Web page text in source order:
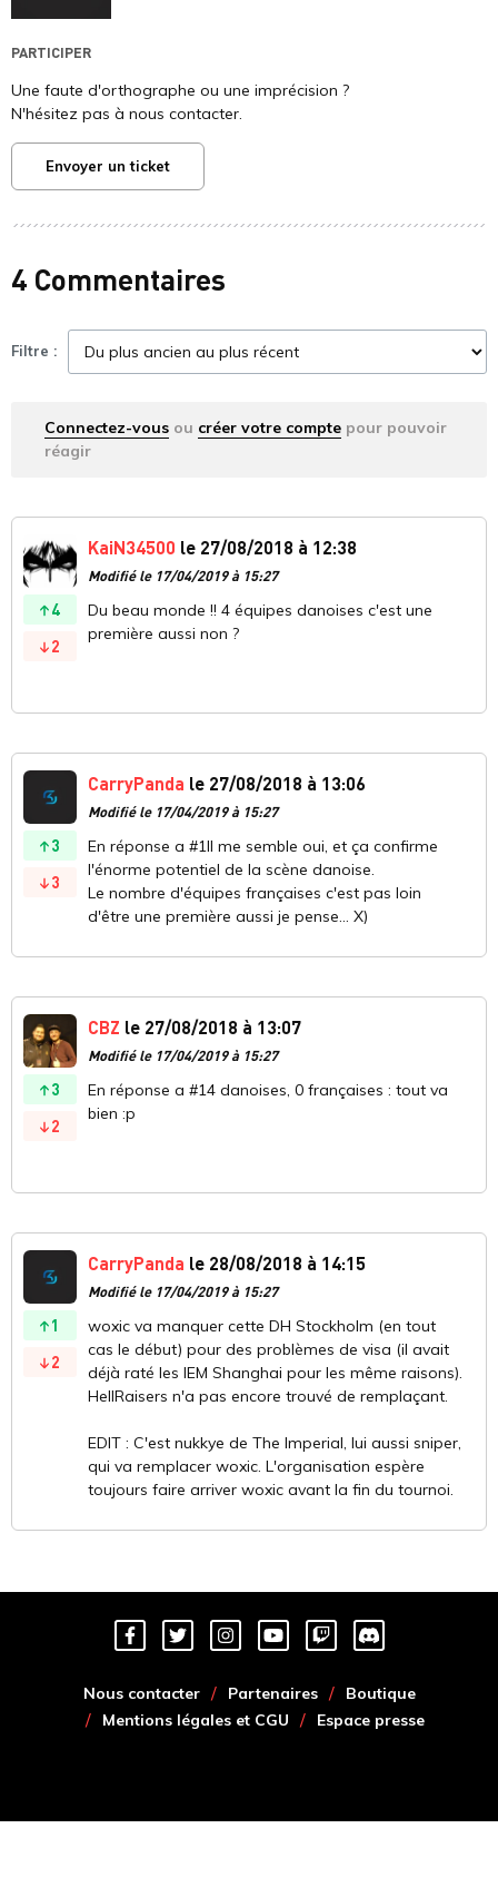
PARTICIPER
Une faute d'orthographe ou une imprécision ?
N'hésitez pas à nous contacter.
Envoyer un ticket
4 Commentaires
Filtre :
Connectez-vous ou créer votre compte pour pouvoir
réagir
4
2
KaiN34500 le 27/08/2018 à 12:38
Modifié le 17/04/2019 à 15:27
Du beau monde !! 4 équipes danoises c'est une
première aussi non ?
3
3
CarryPanda le 27/08/2018 à 13:06
Modifié le 17/04/2019 à 15:27
En réponse a #1Il me semble oui, et ça confirme
l'énorme potentiel de la scène danoise.
Le nombre d'équipes françaises c'est pas loin
d'être une première aussi je pense... X)
3
2
CBZ le 27/08/2018 à 13:07
Modifié le 17/04/2019 à 15:27
En réponse a #14 danoises, 0 françaises : tout va
bien :p
1
2
CarryPanda le 28/08/2018 à 14:15
Modifié le 17/04/2019 à 15:27
woxic va manquer cette DH Stockholm (en tout
cas le début) pour des problèmes de visa (il avait
déjà raté les IEM Shanghai pour les même raisons).
HellRaisers n'a pas encore trouvé de remplaçant.
EDIT : C'est nukkye de The Imperial, lui aussi sniper,
qui va remplacer woxic. L'organisation espère
toujours faire arriver woxic avant la fin du tournoi.
Nous contacter Partenaires
Boutique
Mentions légales et CGU
Espace presse